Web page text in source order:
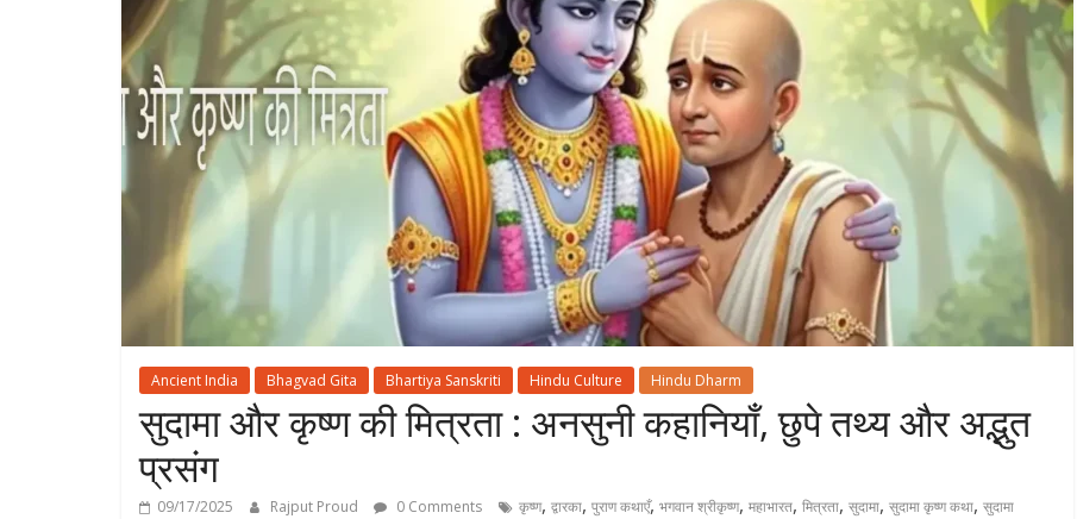
Ancient India Bhagvad Gita Bhartiya Sanskriti Hindu Culture Hindu Dharm
सुदामा और कृष्ण की मित्रता : अनसुनी कहानियाँ, छुपे तथ्य और अद्भुत
प्रसंग
09/17/2025 Rajput Proud 0 Comments कृष्ण, द्वारका, पुराण कथाएँ, भगवान श्रीकृष्ण, महाभारत, मित्रता, सुदामा, सुदामा कृष्ण कथा, सुदामा